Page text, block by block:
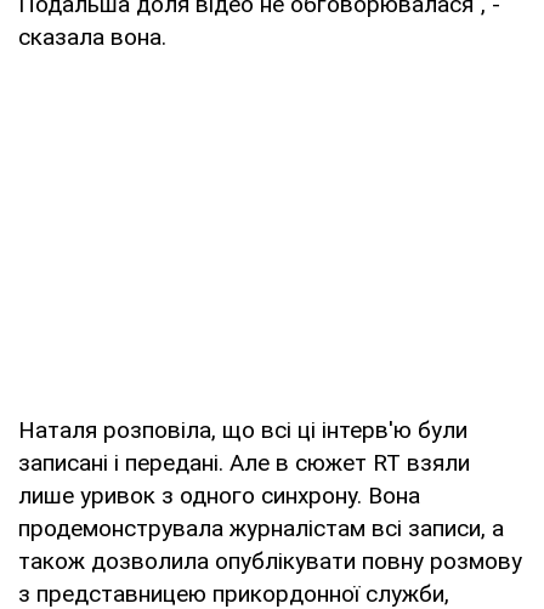
сказала вона.
Наталя розповіла, що всі ці інтерв'ю були
записані і передані. Але в сюжет RT взяли
лише уривок з одного синхрону. Вона
продемонструвала журналістам всі записи, а
також дозволила опублікувати повну розмову
з представницею прикордонної служби,